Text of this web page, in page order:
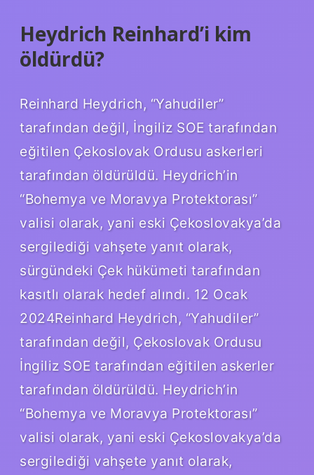
Heydrich Reinhard’i kim
öldürdü?
Reinhard Heydrich, “Yahudiler”
tarafından değil, İngiliz SOE tarafından
eğitilen Çekoslovak Ordusu askerleri
tarafından öldürüldü. Heydrich’in
“Bohemya ve Moravya Protektorası”
valisi olarak, yani eski Çekoslovakya’da
sergilediği vahşete yanıt olarak,
sürgündeki Çek hükümeti tarafından
kasıtlı olarak hedef alındı. 12 Ocak
2024Reinhard Heydrich, “Yahudiler”
tarafından değil, Çekoslovak Ordusu
İngiliz SOE tarafından eğitilen askerler
tarafından öldürüldü. Heydrich’in
“Bohemya ve Moravya Protektorası”
valisi olarak, yani eski Çekoslovakya’da
sergilediği vahşete yanıt olarak,